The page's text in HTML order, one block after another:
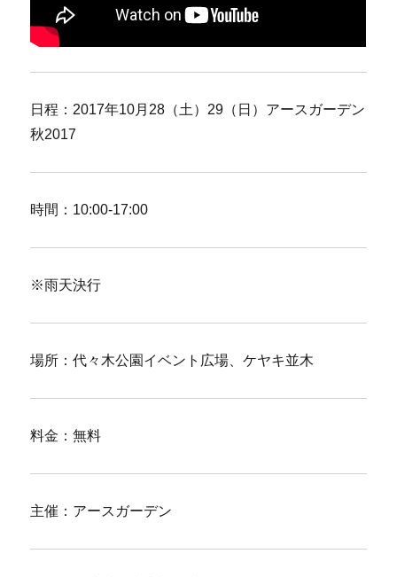
日程：2017年10月28（土）29（日）アースガーデン
秋2017
時間：10:00-17:00
※雨天決行
場所：代々木公園イベント広場、ケヤキ並木
料金：無料
主催：アースガーデン